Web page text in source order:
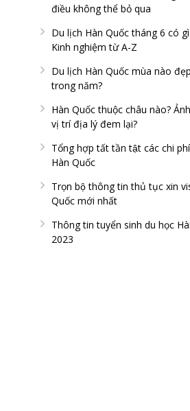
điều không thể bỏ qua
Du lịch Hàn Quốc tháng 6 có
Kinh nghiệm từ A-Z
Du lịch Hàn Quốc mùa nào
trong năm?
Hàn Quốc thuộc châu nào?
vị trí địa lý đem lại?
Tổng hợp tất tần tật các chi
Hàn Quốc
Trọn bộ thông tin thủ tục xin
Quốc mới nhất
Thông tin tuyển sinh du học
2023